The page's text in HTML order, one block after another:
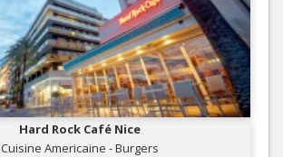
Hard Rock Café Nice
Cuisine Americaine - Burgers